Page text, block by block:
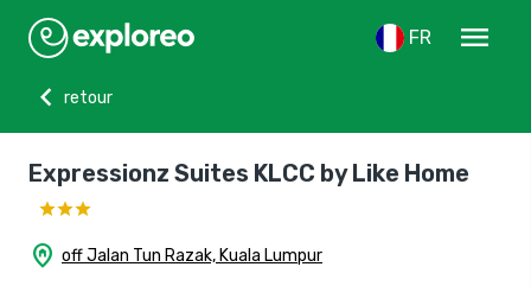
FR
menu
chevron_left
retour
Expressionz Suites KLCC by Like Home
home_pin off Jalan Tun Razak, Kuala Lumpur